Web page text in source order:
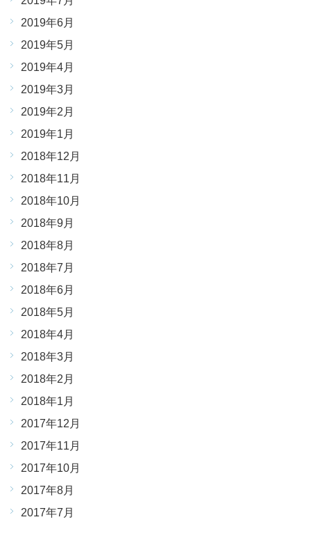
2019年6月
2019年5月
2019年4月
2019年3月
2019年2月
2019年1月
2018年12月
2018年11月
2018年10月
2018年9月
2018年8月
2018年7月
2018年6月
2018年5月
2018年4月
2018年3月
2018年2月
2018年1月
2017年12月
2017年11月
2017年10月
2017年8月
2017年7月